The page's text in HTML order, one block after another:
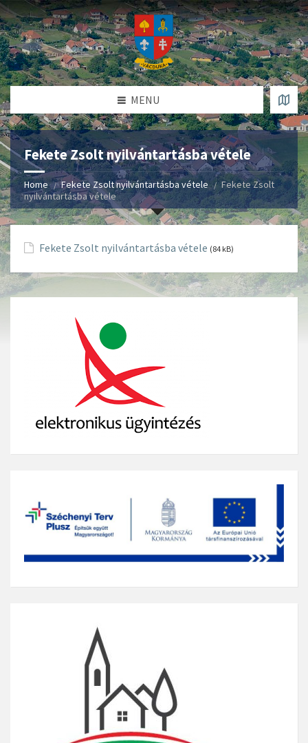
MENU
Fekete Zsolt nyilvántartásba vétele
Home Fekete Zsolt nyilvántartásba vétele
Fekete Zsolt
nyilvántartásba vétele
Fekete Zsolt nyilvántartásba vétele (84 kB)